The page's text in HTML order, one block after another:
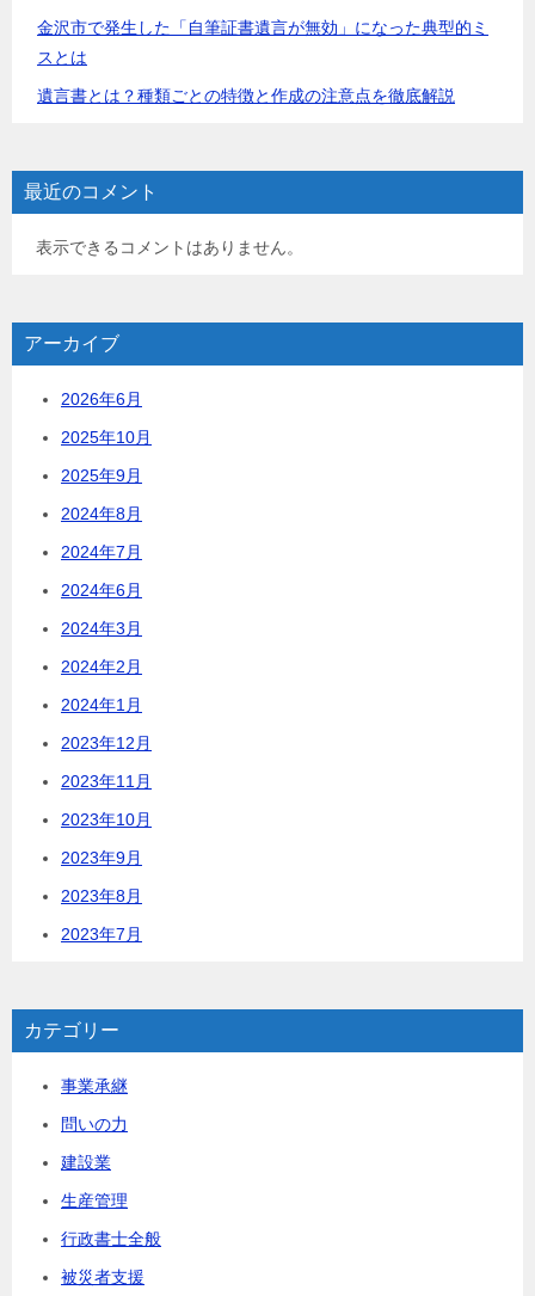
金沢市で発生した「自筆証書遺言が無効」になった典型的ミ
スとは
遺言書とは？種類ごとの特徴と作成の注意点を徹底解説
最近のコメント
表示できるコメントはありません。
アーカイブ
2026年6月
2025年10月
2025年9月
2024年8月
2024年7月
2024年6月
2024年3月
2024年2月
2024年1月
2023年12月
2023年11月
2023年10月
2023年9月
2023年8月
2023年7月
カテゴリー
事業承継
問いの力
建設業
生産管理
行政書士全般
被災者支援